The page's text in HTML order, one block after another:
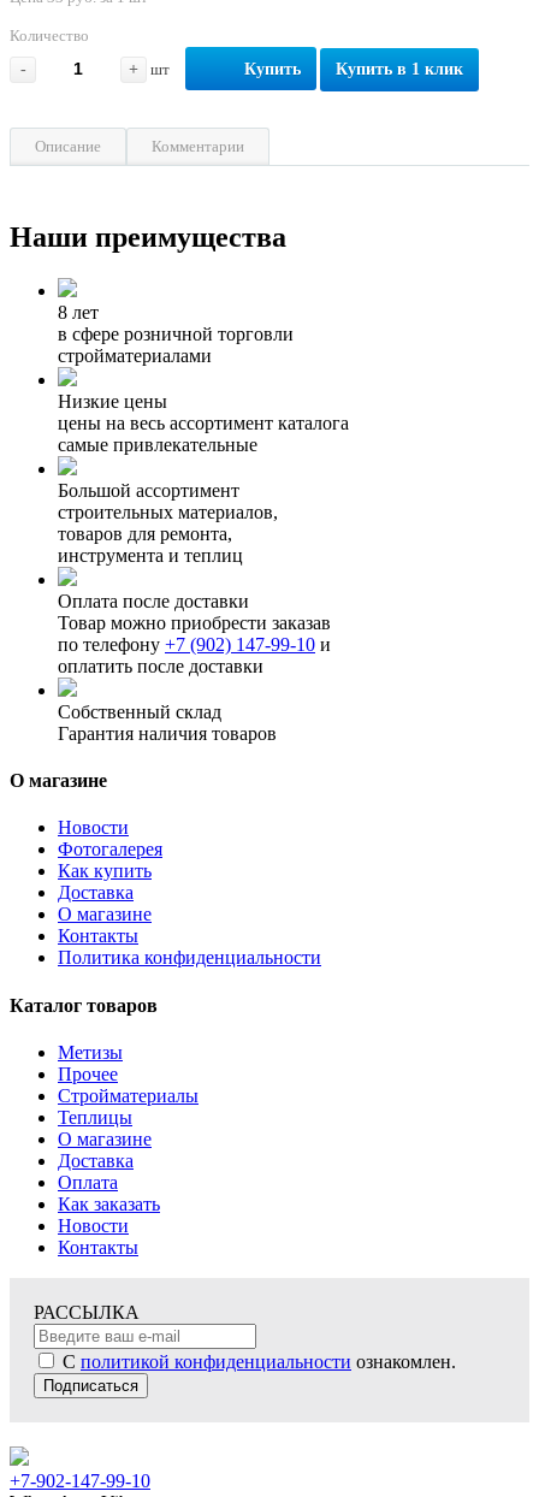
Количество
-
+ шт Купить Купить в 1 клик
Описание Комментарии
Наши преимущества
8 лет
в сфере розничной торговли
стройматериалами
Низкие цены
цены на весь ассортимент каталога
самые привлекательные
Большой ассортимент
строительных материалов,
товаров для ремонта,
инструмента и теплиц
Оплата после доставки
Товар можно приобрести заказав
по телефону +7 (902) 147-99-10 и
оплатить после доставки
Собственный склад
Гарантия наличия товаров
О магазине
Новости
Фотогалерея
Как купить
Доставка
О магазине
Контакты
Политика конфиденциальности
Каталог товаров
Метизы
Прочее
Стройматериалы
Теплицы
О магазине
Доставка
Оплата
Как заказать
Новости
Контакты
РАССЫЛКА
С политикой конфиденциальности ознакомлен.
Подписаться
+7-902-147-99-10